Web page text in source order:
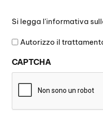
legga
l'informativa
privacy
Si legga l'informativa
Autorizzo il
CAPTCHA